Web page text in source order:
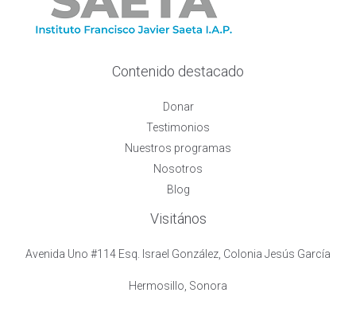
Contenido destacado
Donar
Testimonios
Nuestros programas
Nosotros
Blog
Visitános
Avenida Uno #114 Esq. Israel González, Colonia Jesús García
Hermosillo, Sonora